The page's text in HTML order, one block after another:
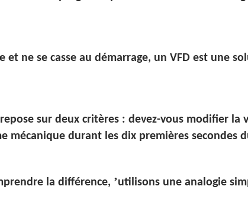
ne se casse au démarrage, un VFD est une
sur deux critères : devez-vous modifier la
durant les dix premières secondes
la différence, ’utilisons une analogie